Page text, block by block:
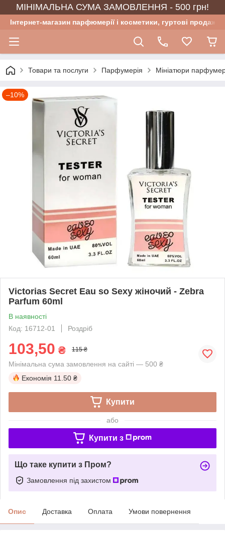
МІНІМАЛЬНА СУМА ЗАМОВЛЕННЯ - 500 грн!
Інтернет-магазин парфюмерії і косметики, гуртові продажі
Товари та послуги Парфумерія Мініатюри
–10%
Victorias Secret Eau so Sexy жіночий - Zebra
Parfum 60ml
В наявності
Код: 16712-01
Роздріб
103,50 ₴ 115 ₴
Мінімальна сума замовлення на сайті — 500 ₴
Економія 11.50 ₴
Купити
або
Купити з
Що таке купити з Пром?
Замовлення під захистом
Опис Доставка Оплата Умови повернення